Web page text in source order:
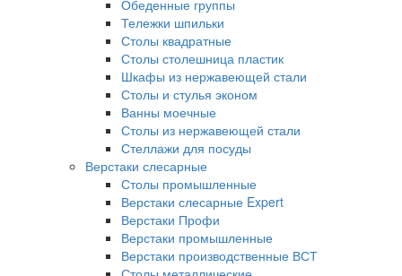
Обеденные группы
Тележки шпильки
Столы квадратные
Столы столешница пластик
Шкафы из нержавеющей стали
Столы и стулья эконом
Ванны моечные
Столы из нержавеющей стали
Стеллажи для посуды
Верстаки слесарные
Столы промышленные
Верстаки слесарные Expert
Верстаки Профи
Верстаки промышленные
Верстаки производственные ВСТ